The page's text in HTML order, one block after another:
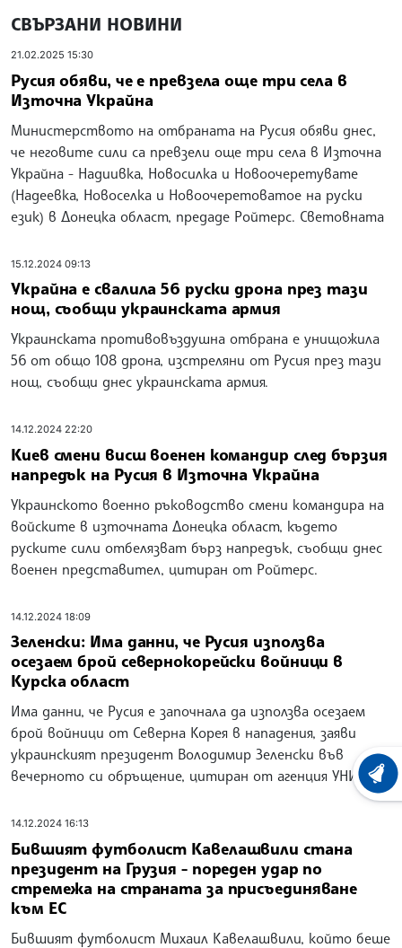
СВЪРЗАНИ НОВИНИ
21.02.2025 15:30
Русия обяви, че е превзела още три села в
Източна Украйна
Министерството на отбраната на Русия обяви днес,
че неговите сили са превзели още три села в Източна
Украйна - Надиивка, Новосилка и Новоочеретувате
(Надеевка, Новоселка и Новоочеретоватое на руски
език) в Донецка област, предаде Ройтерс. Световната
15.12.2024 09:13
Украйна е свалила 56 руски дрона през тази
нощ, съобщи украинската армия
Украинската противовъздушна отбрана е унищожила
56 от общо 108 дрона, изстреляни от Русия през тази
нощ, съобщи днес украинската армия.
14.12.2024 22:20
Киев смени висш военен командир след бързия
напредък на Русия в Източна Украйна
Украинското военно ръководство смени командира на
войските в източната Донецка област, където
руските сили отбелязват бърз напредък, съобщи днес
военен представител, цитиран от Ройтерс.
14.12.2024 18:09
Зеленски: Има данни, че Русия използва
осезаем брой севернокорейски войници в
Курска област
Има данни, че Русия е започнала да използва осезаем
брой войници от Северна Корея в нападения, заяви
украинският президент Володимир Зеленски във
вечерното си обръщение, цитиран от агенция УНИАН.
14.12.2024 16:13
Бившият футболист Кавелашвили стана
президент на Грузия - пореден удар по
стремежа на страната за присъединяване
към ЕС
Бившият футболист Михаил Кавелашвили, който беше